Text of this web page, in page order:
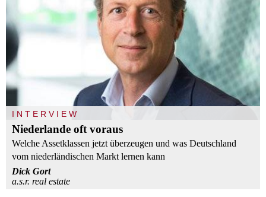
INTERVIEW
Niederlande oft voraus
Welche Assetklassen jetzt überzeugen und was Deutschland
vom niederländischen Markt lernen kann
Dick Gort
a.s.r. real estate